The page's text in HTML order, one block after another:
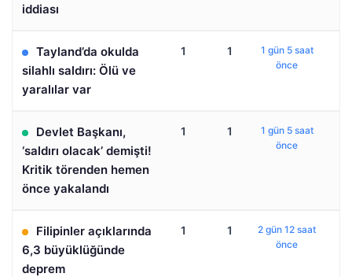
iddiası
Tayland’da okulda
silahlı saldırı: Ölü ve
yaralılar var
1 1
1 gün 5 saat
önce
Devlet Başkanı,
‘saldırı olacak’ demişti!
Kritik törenden hemen
önce yakalandı
1 1
1 gün 5 saat
önce
Filipinler açıklarında
6,3 büyüklüğünde
deprem
1 1
2 gün 12 saat
önce